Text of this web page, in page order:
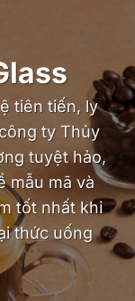
tiên tiến, ly
ty Thủy
tuyệt hảo,
mẫu mã và
tốt nhất khi
thức uống